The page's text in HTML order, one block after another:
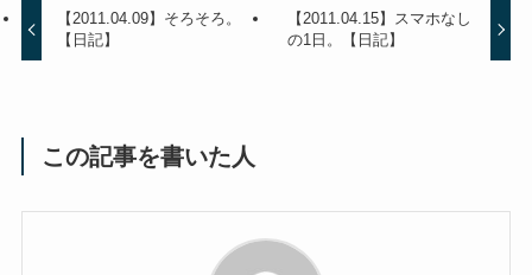
【2011.04.09】そろそろ。
【日記】
【2011.04.15】スマホなし
の1日。【日記】
この記事を書いた人